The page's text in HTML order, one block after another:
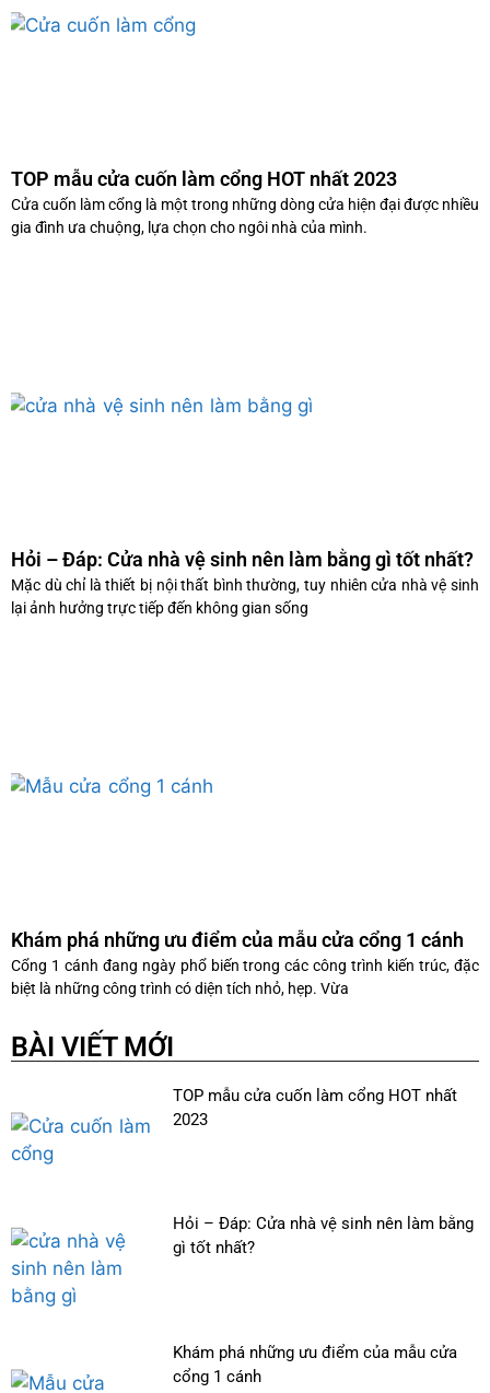
TOP mẫu cửa cuốn làm cổng HOT nhất 2023
Cửa cuốn làm cổng là một trong những dòng cửa hiện đại được nhiều
gia đình ưa chuộng, lựa chọn cho ngôi nhà của mình.
Hỏi – Đáp: Cửa nhà vệ sinh nên làm bằng gì tốt nhất?
Mặc dù chỉ là thiết bị nội thất bình thường, tuy nhiên cửa nhà vệ sinh
lại ảnh hưởng trực tiếp đến không gian sống
Khám phá những ưu điểm của mẫu cửa cổng 1 cánh
Cổng 1 cánh đang ngày phổ biến trong các công trình kiến trúc, đặc
biệt là những công trình có diện tích nhỏ, hẹp. Vừa
BÀI VIẾT MỚI
TOP mẫu cửa cuốn làm cổng HOT nhất
2023
Hỏi – Đáp: Cửa nhà vệ sinh nên làm bằng
gì tốt nhất?
Khám phá những ưu điểm của mẫu cửa
cổng 1 cánh